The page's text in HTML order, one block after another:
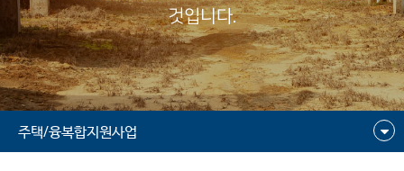
것입니다.
주택/융복합지원사업